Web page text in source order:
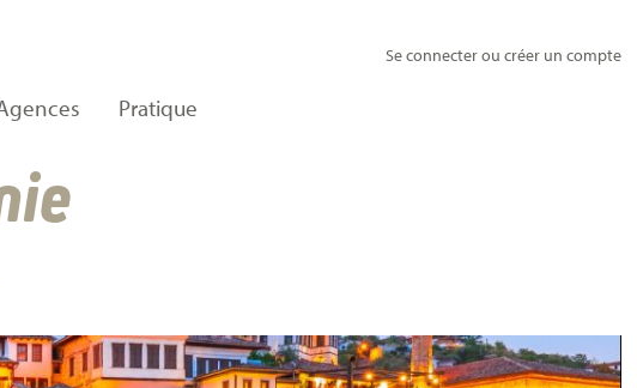
Se connecter ou créer un compte
Pratique